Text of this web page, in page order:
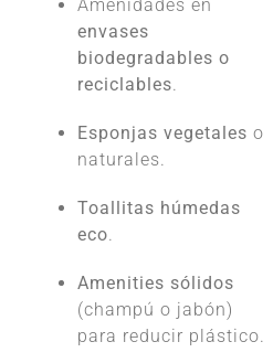
Amenidades en
envases
biodegradables o
reciclables.
Esponjas vegetales o
naturales.
Toallitas húmedas
eco.
Amenities sólidos
(champú o jabón)
para reducir plástico.